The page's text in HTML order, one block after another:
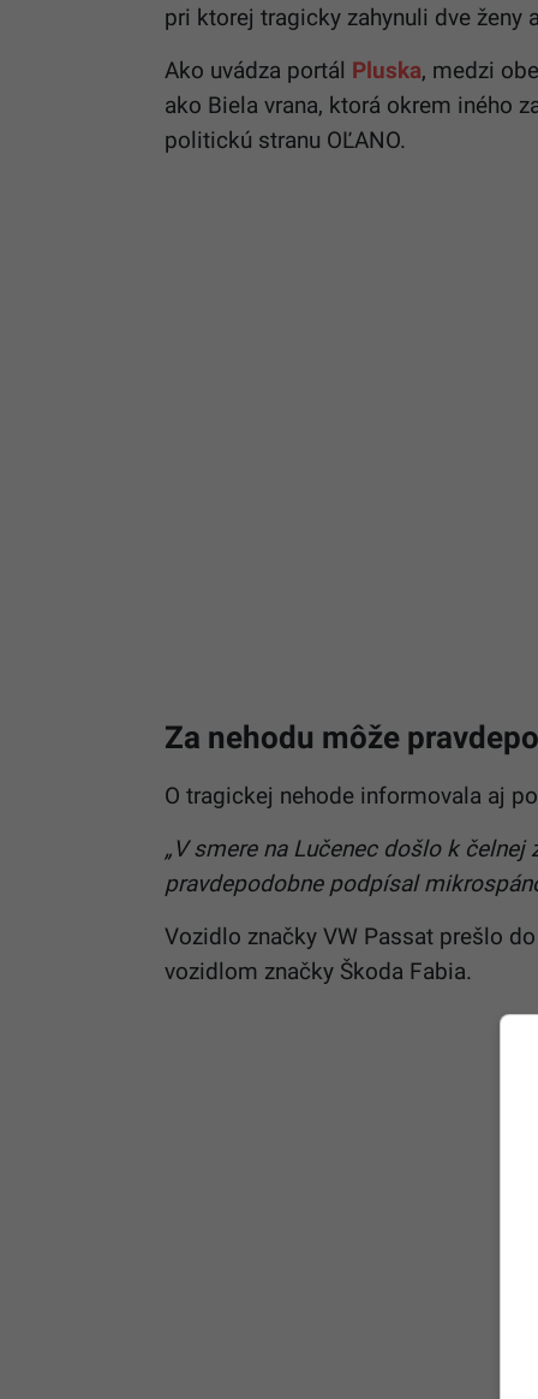
pri ktorej tragicky zahynuli dve ženy
Ako uvádza portál Pluska, medzi
ako Biela vrana, ktorá okrem iného
politickú stranu OĽANO.
Za nehodu môže
O tragickej nehode informovala aj
„V smere na Lučenec došlo k
pravdepodobne podpísal
Vozidlo značky VW Passat prešlo
vozidlom značky Škoda Fabia.